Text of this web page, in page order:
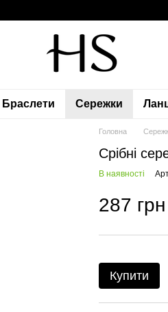
Браслети Сережки
Головна
Срібні
В наявності
287 грн
Купити